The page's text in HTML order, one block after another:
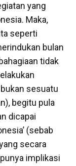
yang
Maka,
seperti
bulan
tidak
bukan sesuatu
begitu pula
dicapai
(sebab
secara
implikasi